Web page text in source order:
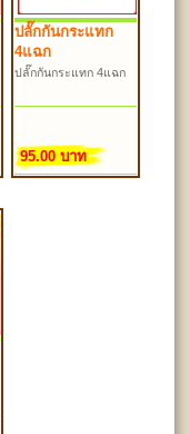
ปลั๊กกันกระแทก
4แฉก
ปลั๊กกันกระแทก 4แฉก
95.00 บาท